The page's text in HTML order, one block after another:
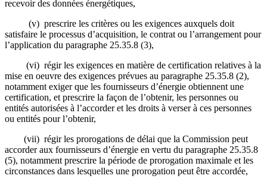
recevoir des données énergétiques,
(v) prescrire les critères ou les exigences auxquels doit
satisfaire le processus d’acquisition, le contrat ou l’arrangement pour
l’application du paragraphe 25.35.8 (3),
(vi) régir les exigences en matière de certification relatives à la
mise en oeuvre des exigences prévues au paragraphe 25.35.8 (2),
notamment exiger que les fournisseurs d’énergie obtiennent une
certification, et prescrire la façon de l’obtenir, les personnes ou
entités autorisées à l’accorder et les droits à verser à ces personnes
ou entités pour l’obtenir,
(vii) régir les prorogations de délai que la Commission peut
accorder aux fournisseurs d’énergie en vertu du paragraphe 25.35.8
(5), notamment prescrire la période de prorogation maximale et les
circonstances dans lesquelles une prorogation peut être accordée,